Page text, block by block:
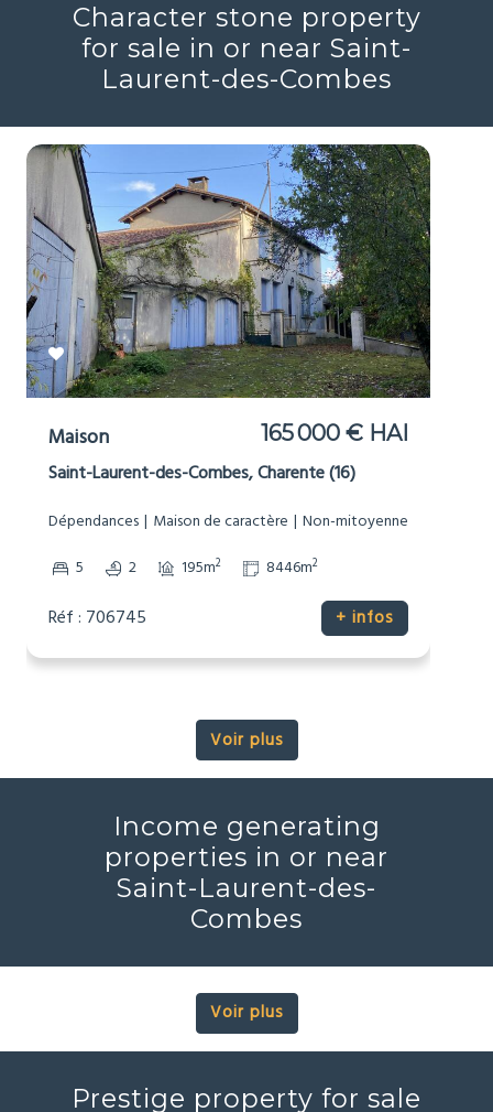
Character stone property
for sale in or near Saint-
Laurent-des-Combes
Maison 165 000 € HAI
Saint-Laurent-des-Combes, Charente (16)
Dépendances Maison de caractère
Non-mitoyenne
5
2 195m2 8446m2
Réf : 706745 + infos
Voir plus
Income generating
properties in or near
Saint-Laurent-des-
Combes
Voir plus
Prestige property for sale